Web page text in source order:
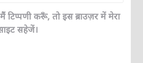
टिप्पणी करूँ, तो इस ब्राउज़र में मेरा
सहेजें।